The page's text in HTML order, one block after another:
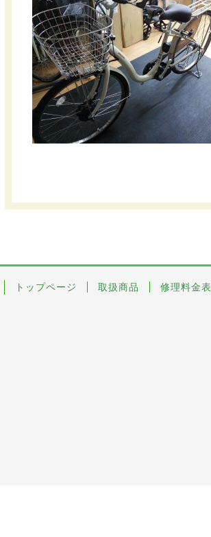
トップページ 取扱商品 修理料金表